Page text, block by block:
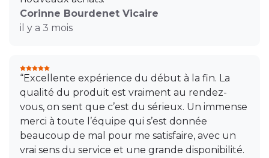
Corinne Bourdenet Vicaire
il y a 3 mois
“Excellente expérience du début à la fin. La
qualité du produit est vraiment au rendez-
vous, on sent que c’est du sérieux. Un immense
merci à toute l’équipe qui s’est donnée
beaucoup de mal pour me satisfaire, avec un
vrai sens du service et une grande disponibilité.